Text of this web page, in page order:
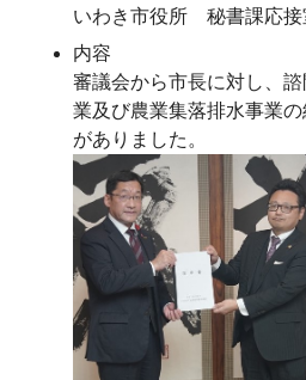
いわき市役所 秘書課応接
内容
審議会から市長に対し、
業及び農業集落排水事業
がありました。